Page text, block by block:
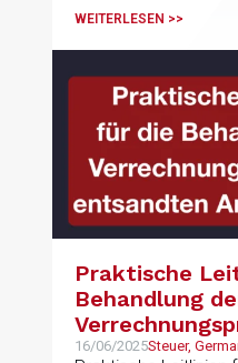
Beckham-Regelung
WEITERLESEN >>
Praktische
Behandlung
entsandten
16/06/2025Steuer,